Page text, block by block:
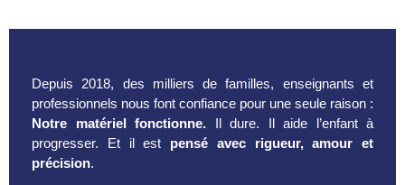
Depuis 2018, des milliers de familles, enseignants et
professionnels nous font confiance pour une seule raison :
Notre matériel fonctionne. Il dure. Il aide l’enfant à
progresser. Et il est pensé avec rigueur, amour et
précision.